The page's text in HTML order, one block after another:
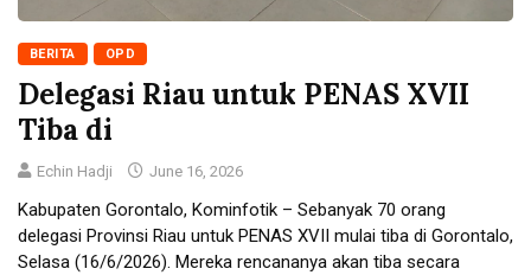
BERITA OPD
Delegasi Riau untuk PENAS XVII
Tiba di
Echin Hadji June 16, 2026
Kabupaten Gorontalo, Kominfotik – Sebanyak 70 orang
delegasi Provinsi Riau untuk PENAS XVII mulai tiba di Gorontalo,
Selasa (16/6/2026). Mereka rencananya akan tiba secara